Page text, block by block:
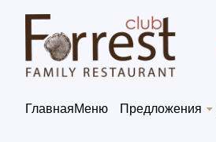
ГлавнаяМеню Предложения